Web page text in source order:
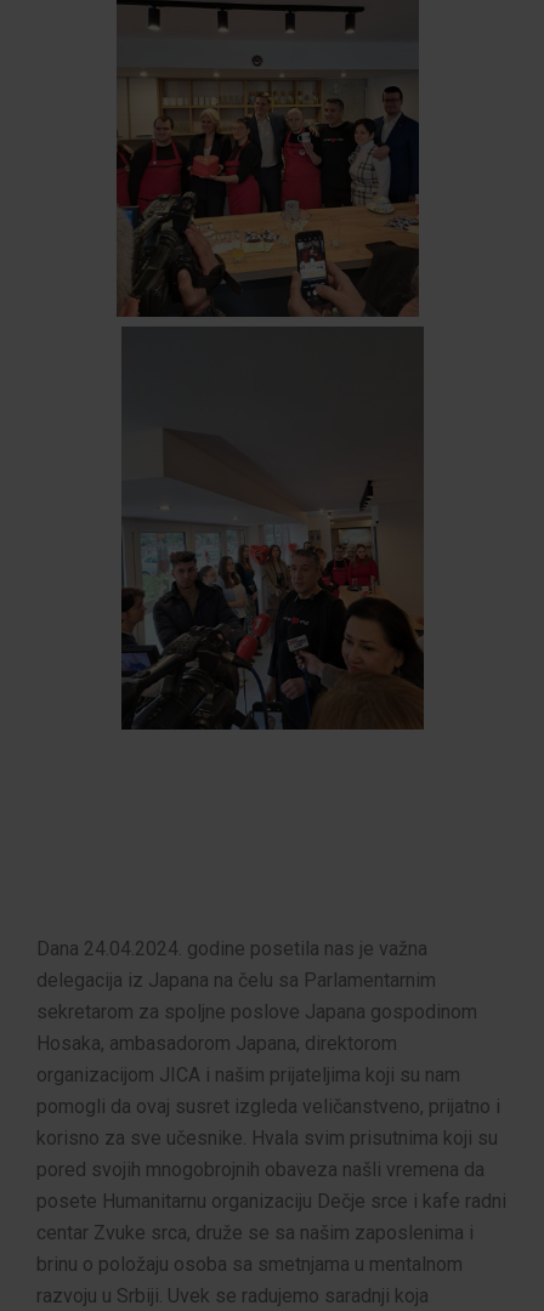
Dana 24.04.2024. godine posetila nas je važna
delegacija iz Japana na čelu sa Parlamentarnim
sekretarom za spoljne poslove Japana gospodinom
Hosaka, ambasadorom Japana, direktorom
organizacijom JICA i našim prijateljima koji su nam
pomogli da ovaj susret izgleda veličanstveno, prijatno i
korisno za sve učesnike. Hvala svim prisutnima koji su
pored svojih mnogobrojnih obaveza našli vremena da
posete Humanitarnu organizaciju Dečje srce i kafe radni
centar Zvuke srca, druže se sa našim zaposlenima i
brinu o položaju osoba sa smetnjama u mentalnom
razvoju u Srbiji. Uvek se radujemo saradnji koja